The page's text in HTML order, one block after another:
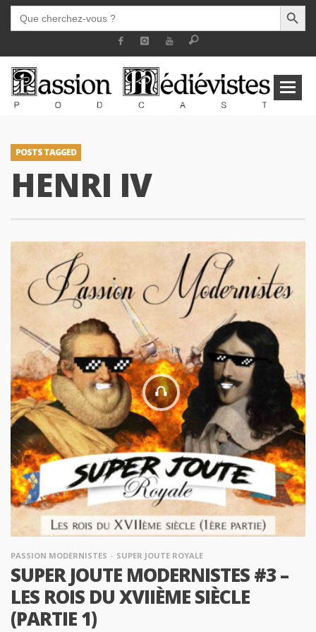
SEARCH
FOR:
SEARCH
POSTS TAGGED
HENRI IV
PASSION MODERNISTES SUPER JOUTE ROYALE
SUPER JOUTE MODERNISTES #3 –
LES ROIS DU XVIIÈME SIÈCLE
(PARTIE 1)